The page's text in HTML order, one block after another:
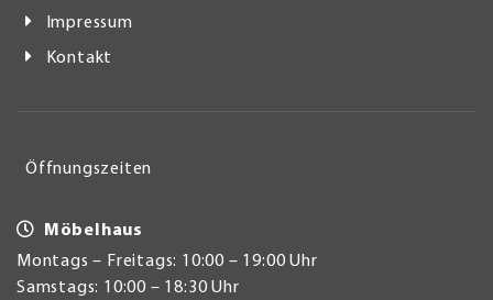
Impressum
Kontakt
Öffnungszeiten
Möbelhaus
Montags – Freitags: 10:00 – 19:00 Uhr
Samstags: 10:00 – 18:30 Uhr